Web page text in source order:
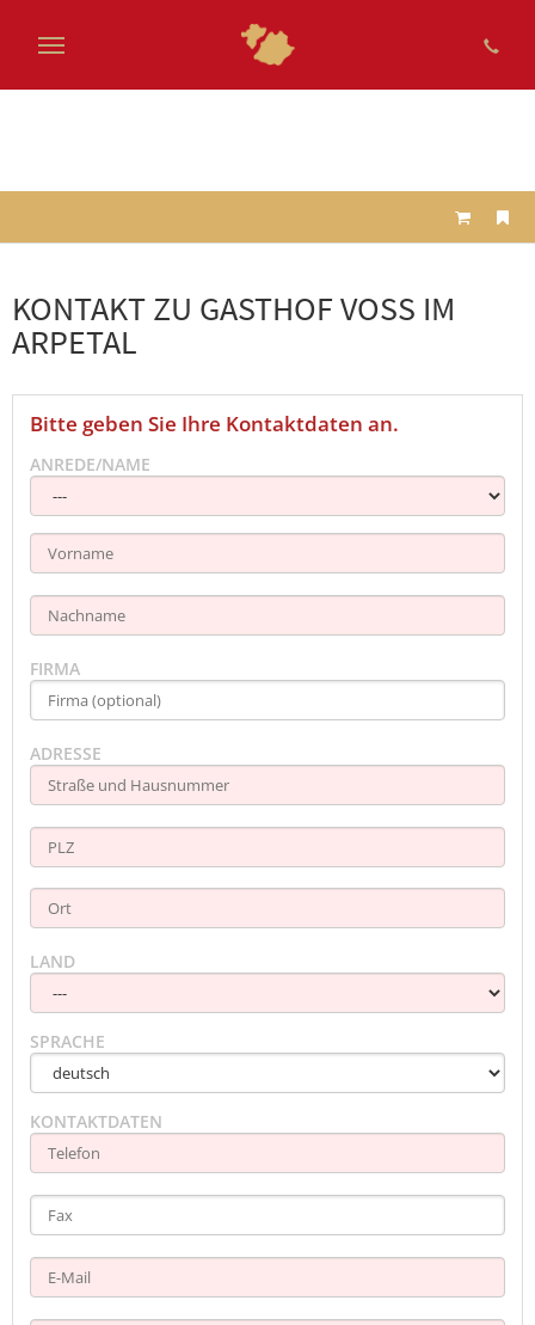
Hauptinhalt
KONTAKT ZU GASTHOF VOSS IM
ARPETAL
Bitte geben Sie Ihre Kontaktdaten an.
ANREDE/NAME
FIRMA
ADRESSE
LAND
SPRACHE
KONTAKTDATEN